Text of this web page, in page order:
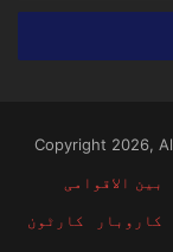
بین الاقوامی
کاروبار
کارٹون